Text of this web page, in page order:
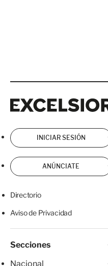
INICIAR SESIÓN
ANÚNCIATE
Directorio
Aviso de Privacidad
Secciones
Nacional